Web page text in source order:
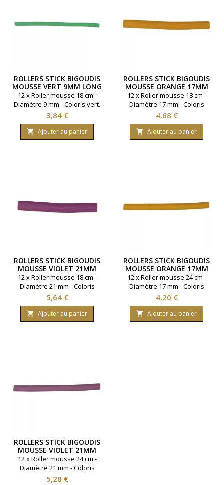
ROLLERS STICK BIGOUDIS
MOUSSE VERT 9MM LONG
18 CM
12 x Roller mousse 18 cm -
Diamètre 9 mm - Coloris vert.
Prix
3,84 €
 Ajouter au panier
ROLLERS STICK BIGOUDIS
MOUSSE ORANGE 17MM
LONG 18 CM
12 x Roller mousse 18 cm -
Diamètre 17 mm - Coloris
orange.
Prix
4,68 €
 Ajouter au panier
ROLLERS STICK BIGOUDIS
MOUSSE VIOLET 21MM
LONG 18 CM
12 x Roller mousse 18 cm -
Diamètre 21 mm - Coloris
violet.
Prix
5,64 €
 Ajouter au panier
ROLLERS STICK BIGOUDIS
MOUSSE ORANGE 17MM
LONG 24 CM
12 x Roller mousse 24 cm -
Diamètre 17 mm - Coloris
orange.
Prix
4,20 €
 Ajouter au panier
ROLLERS STICK BIGOUDIS
MOUSSE VIOLET 21MM
LONG 24 CM
12 x Roller mousse 24 cm -
Diamètre 21 mm - Coloris
violet.
Prix
5,28 €